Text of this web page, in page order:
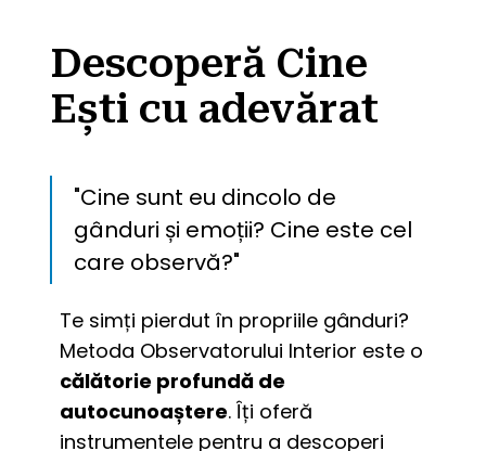
Descoperă Cine
Ești cu adevărat
"Cine sunt eu dincolo de
gânduri și emoții? Cine este cel
care observă?"
Te simți pierdut în propriile gânduri?
călătorie profundă de
autocunoaștere. Îți oferă
instrumentele pentru a descoperi